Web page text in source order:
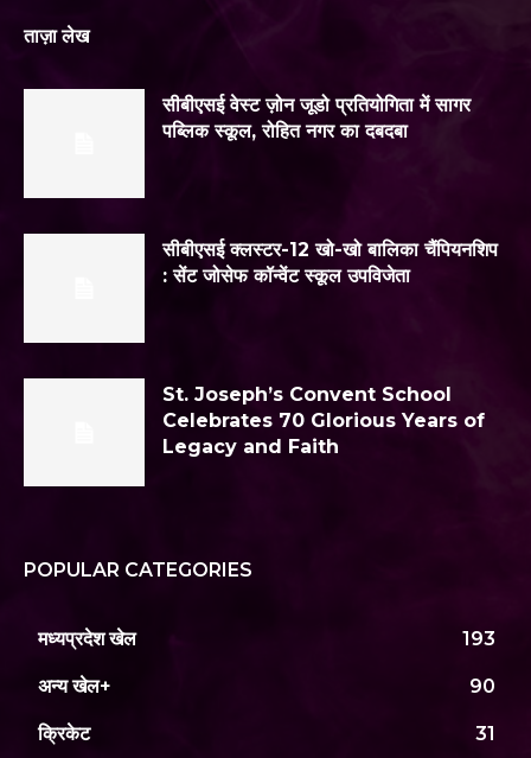
ताज़ा लेख
सीबीएसई वेस्ट ज़ोन जूडो प्रतियोगिता में सागर
पब्लिक स्कूल, रोहित नगर का दबदबा
सीबीएसई क्लस्टर-12 खो-खो बालिका चैंपियनशिप
: सेंट जोसेफ कॉन्वेंट स्कूल उपविजेता
St. Joseph’s Convent School
Celebrates 70 Glorious Years of
Legacy and Faith
POPULAR CATEGORIES
मध्यप्रदेश खेल 193
अन्य खेल+ 90
क्रिकेट 31